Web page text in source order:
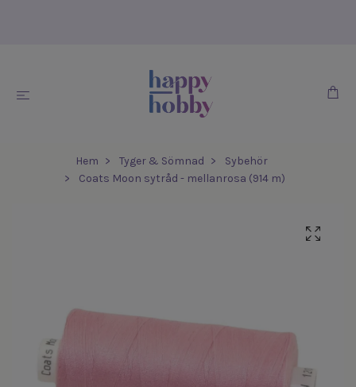
Hem Tyger & Sömnad
Sybehör
Coats Moon sytråd - mellanrosa (914 m)